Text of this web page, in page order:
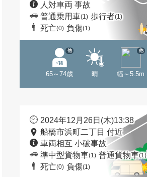
人対車両 事故
普通乗用車(1) 歩行者(1)
死亡(0) 負傷(1)
65～74歳
他
晴 幅～5.5m
他
2024年12月26日(木)13:38
船橋市浜町二丁目 付近
車両相互 小破事故
準中型貨物車(1) 普通貨物車(1)
死亡(0) 負傷(1)